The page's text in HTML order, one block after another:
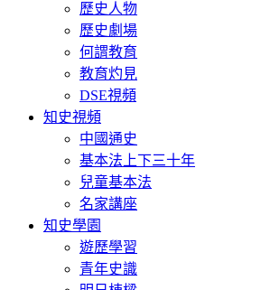
歷史人物
歷史劇場
何謂教育
教育灼見
DSE視頻
知史視頻
中國通史
基本法上下三十年
兒童基本法
名家講座
知史學園
遊歷學習
青年史識